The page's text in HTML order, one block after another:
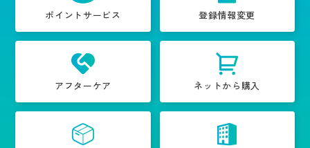
ポイントサービス 登録情報変更
アフターケア ネットから購入